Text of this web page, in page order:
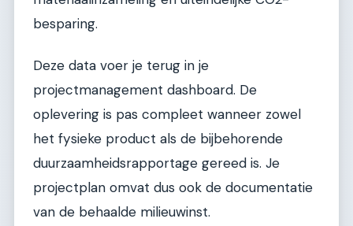
besparing.
Deze data voer je terug in je
projectmanagement dashboard. De
oplevering is pas compleet wanneer zowel
het fysieke product als de bijbehorende
duurzaamheidsrapportage gereed is. Je
projectplan omvat dus ook de documentatie
van de behaalde milieuwinst.